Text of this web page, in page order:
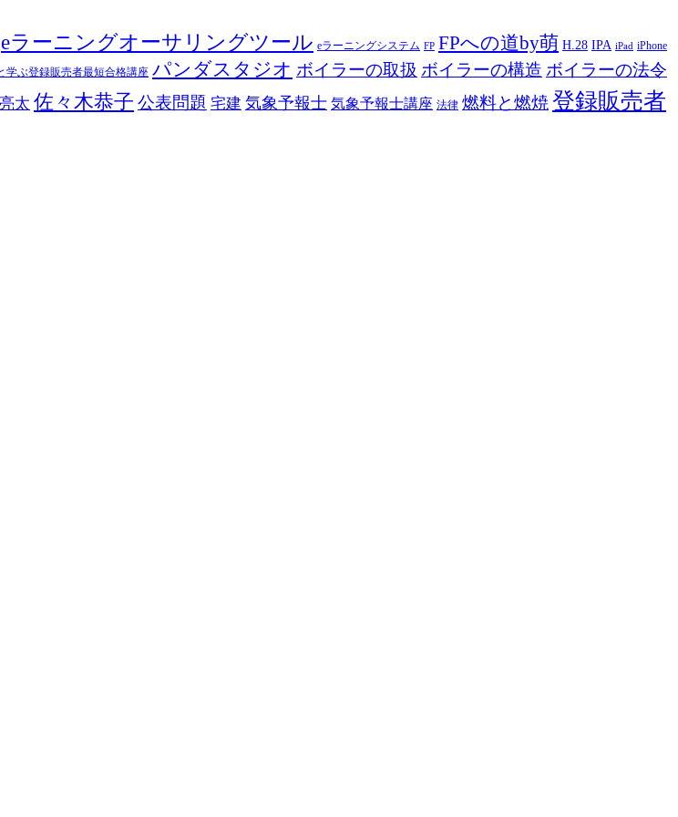
eラーニングオーサリングツール eラーニングシステム FP FPへの道by萌 H.28 IPA iPad iPhone
学ぶ登録販売者最短合格講座 パンダスタジオ ボイラーの取扱 ボイラーの構造 ボイラーの法令
太 佐々木恭子 公表問題 宅建 気象予報士 気象予報士講座 法律 燃料と燃焼 登録販売者